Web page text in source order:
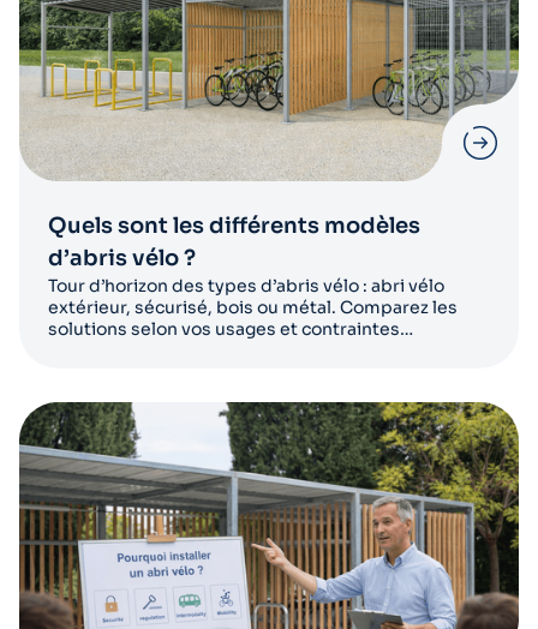
Quels sont les différents modèles
d’abris vélo ?
Tour d’horizon des types d’abris vélo : abri vélo
extérieur, sécurisé, bois ou métal. Comparez les
solutions selon vos usages et contraintes